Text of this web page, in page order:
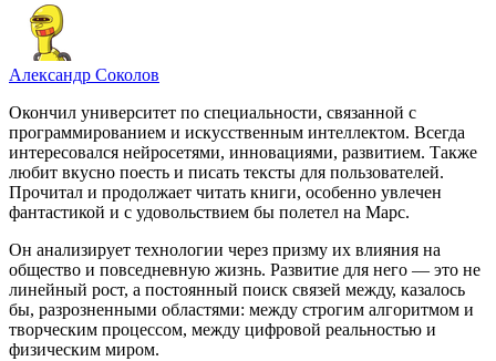
Александр Соколов
Окончил университет по специальности, связанной с
программированием и искусственным интеллектом. Всегда
интересовался нейросетями, инновациями, развитием. Также
любит вкусно поесть и писать тексты для пользователей.
Прочитал и продолжает читать книги, особенно увлечен
фантастикой и с удовольствием бы полетел на Марс.
Он анализирует технологии через призму их влияния на
общество и повседневную жизнь. Развитие для него — это не
линейный рост, а постоянный поиск связей между, казалось
бы, разрозненными областями: между строгим алгоритмом и
творческим процессом, между цифровой реальностью и
физическим миром.